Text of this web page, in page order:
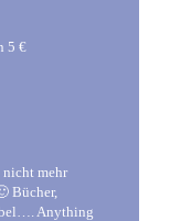
5 €
nicht mehr
Bücher,
Anything